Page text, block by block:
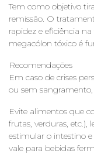
Tem como objetivo
remissão. O
rapidez e eficiência
megacólon tóxico é
Recomendações
Em caso de crises
ou sem
Evite alimentos que
frutas, verduras,
estimular o intestino
vale para bebidas